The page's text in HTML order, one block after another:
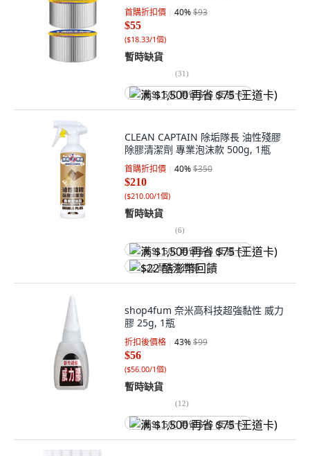
首購折扣價 40%$93
$55
($18.33/1個)
暫時缺貨
(31)
满 $1,500 再省 $75 (王道卡)
CLEAN CAPTAIN 除垢隊長 油性殘膠
除膠清潔劑 專業泡沫款 500g, 1瓶
首購折扣價 40%$350
$210
($210.00/1個)
暫時缺貨
(6)
满 $1,500 再省 $75 (王道卡)
$22 酷澎幣回饋
shop4fum 奈米高科技超強黏性 威力
膠 25g, 1瓶
折扣後價格 43%$99
$56
($56.00/1個)
暫時缺貨
(12)
满 $1,500 再省 $75 (王道卡)